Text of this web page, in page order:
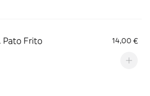
Pato Frito 14,00 €